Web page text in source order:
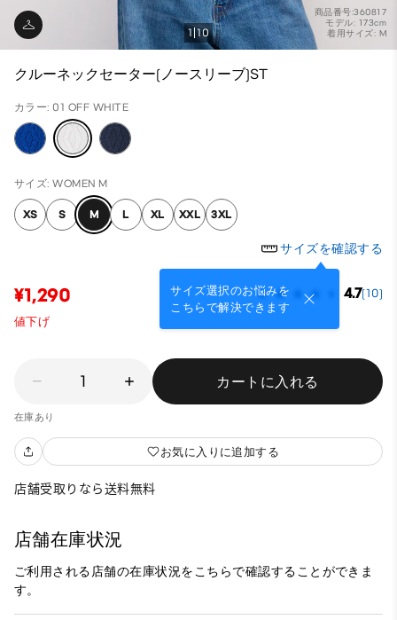
商品番号:360817
モデル: 173cm
着用サイズ: M
1 10
クルーネックセーター(ノースリーブ)ST
カラー: 01 OFF WHITE
サイズ: WOMEN M
XS S M L XL XXL 3XL
サイズを確認する
サイズ選択のお悩みを
こちらで解決できます
¥1,290 4.7(10)
値下げ
1 カートに入れる
在庫あり
お気に入りに追加する
店舗受取りなら送料無料
店舗在庫状況
ご利用される店舗の在庫状況をこちらで確認することができま
す。